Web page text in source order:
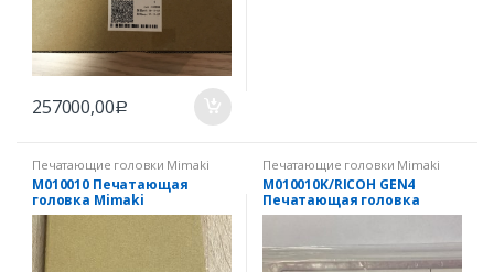
257000,00Р
Печатающие головки Mimaki
M010010 Печатающая
головка Mimaki
UJF3042/6042
Печатающие головки Mimaki
M010010K/RICOH GEN4
Печатающая головка
Mimaki UJF3042/6042